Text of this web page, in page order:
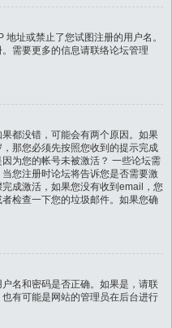
址或禁止了您试图注册的用户名。
需要更多的信息请联络论坛管理
都没错，可能会有两个原因。如果
那您必须先按照您收到的提示完成
为您的帐号未被激活？ 一些论坛需
您注册时论坛将告诉您是否需要激
成激活，如果您没有收到email，您
检查一下您的垃圾邮件。如果您确
名和密码是否正确。如果是，请联
有可能是网站的管理员在后台进行